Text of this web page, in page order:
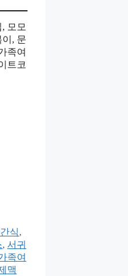
모모
, 문
족여
트코
식,
, 서귀
족여
맥